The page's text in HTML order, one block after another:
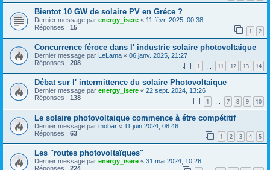
Bientot 10 GW de solaire PV en Gréce ?
Dernier message par energy_isere « 11 févr. 2025, 00:38
Réponses : 15 1 2
Concurrence féroce dans l' industrie solaire photovoltaique
Dernier message par LeLama « 06 janv. 2025, 21:27
Réponses : 208 1 11 12 13 14
Débat sur l' intermittence du solaire Photovoltaique
Dernier message par energy_isere « 22 sept. 2024, 13:26
Réponses : 138 1 … 7 8 9 10
Le solaire photovoltaique commence à étre compétitif
Dernier message par mobar « 11 juin 2024, 08:46
Réponses : 63 1 2 3 4 5
Les "routes photovoltaïques"
Dernier message par energy_isere « 31 mai 2024, 10:26
Réponses : 224